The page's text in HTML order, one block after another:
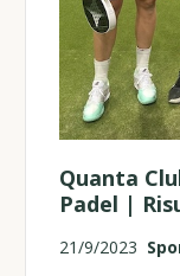
Quanta
Padel |
21/9/2023